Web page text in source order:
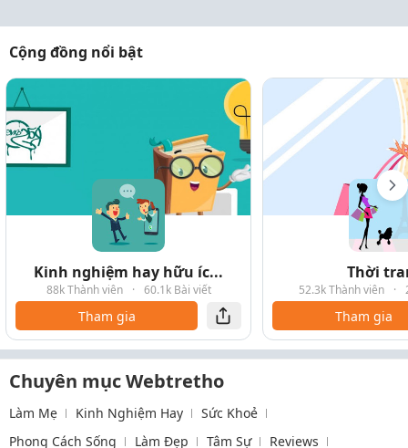
Cộng đồng nổi bật
Kinh nghiệm hay hữu íc...
88k Thành viên · 60.1k Bài viết
Tham gia
Thời
52.3k Thành viên ·
Tham gia
Chuyên mục Webtretho
Làm Mẹ Kinh Nghiệm Hay
Sức Khoẻ
Phong Cách Sống
Làm Đẹp Tâm Sự Reviews